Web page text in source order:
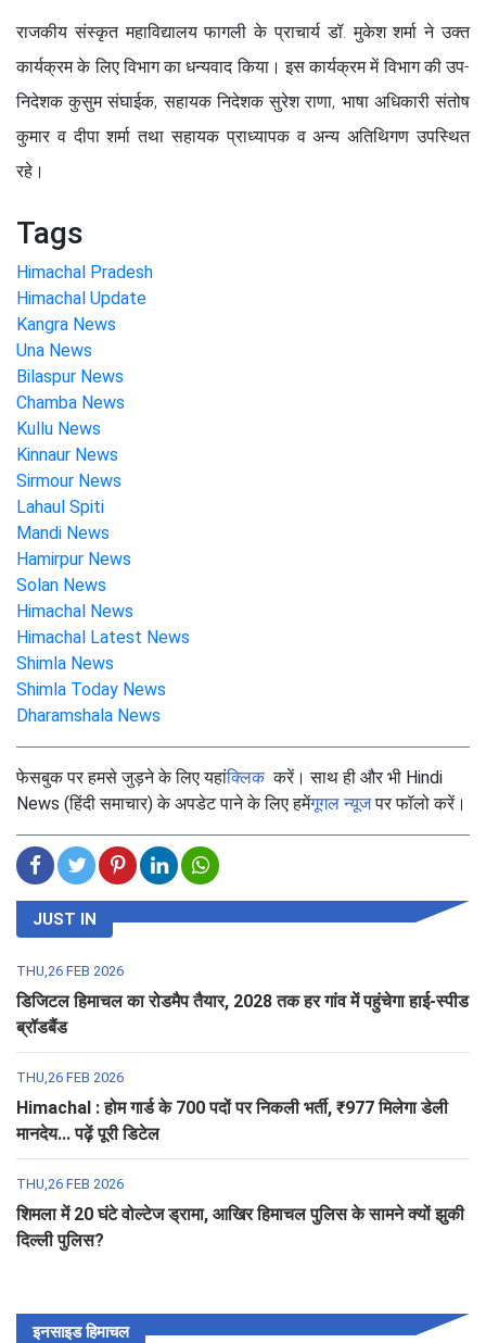
राजकीय संस्कृत महाविद्यालय फागली के प्राचार्य डॉ. मुकेश शर्मा ने उक्त
कार्यक्रम के लिए विभाग का धन्यवाद किया। इस कार्यक्रम में विभाग की उप-
निदेशक कुसुम संघाईक, सहायक निदेशक सुरेश राणा, भाषा अधिकारी संतोष
कुमार व दीपा शर्मा तथा सहायक प्राध्यापक व अन्य अतिथिगण उपस्थित
रहे।
Tags
Himachal Pradesh
Himachal Update
Kangra News
Una News
Bilaspur News
Chamba News
Kullu News
Kinnaur News
Sirmour News
Lahaul Spiti
Mandi News
Hamirpur News
Solan News
Himachal News
Himachal Latest News
Shimla News
Shimla Today News
Dharamshala News
फेसबुक पर हमसे जुड़ने के लिए यहांक्लिककरें। साथ ही और भी Hindi
News (हिंदी समाचार) के अपडेट पाने के लिए हमेंगूगल न्यूजपर फॉलो करें।
JUST IN
THU,26 FEB 2026
डिजिटल हिमाचल का रोडमैप तैयार, 2028 तक हर गांव में पहुंचेगा हाई-स्पीड
ब्रॉडबैंड
THU,26 FEB 2026
Himachal : होम गार्ड के 700 पदों पर निकली भर्ती, ₹977 मिलेगा डेली
मानदेय... पढ़ें पूरी डिटेल
THU,26 FEB 2026
शिमला में 20 घंटे वोल्टेज ड्रामा, आखिर हिमाचल पुलिस के सामने क्यों झुकी
दिल्ली पुलिस?
इनसाइड हिमाचल